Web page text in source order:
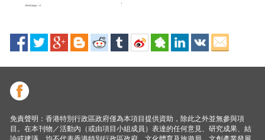
免責聲明：香港特別行政區政府僅為本項目提供資助，除此之外並無參與項
目。在本刊物／活動內（或由項目小組成員）表達的任何意見、研究成果、結
論或建議，均不代表香港特別行政區政府、文化體育及旅遊局、文創產業發展